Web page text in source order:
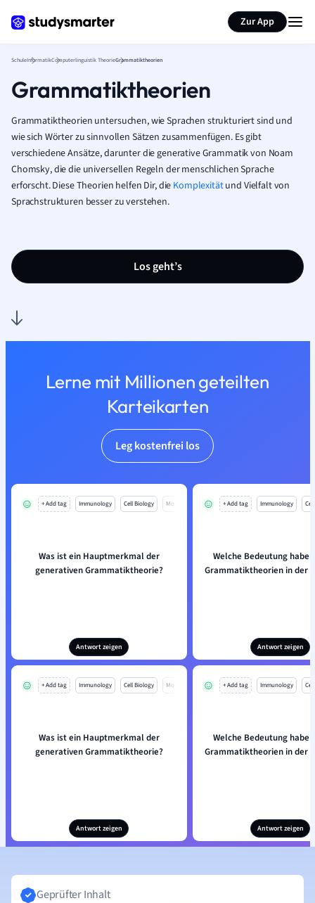
Zur App
SchuleInformatikComputerlinguistik TheorieGrammatiktheorien
Grammatiktheorien
Grammatiktheorien untersuchen, wie Sprachen strukturiert sind und
wie sich Wörter zu sinnvollen Sätzen zusammenfügen. Es gibt
verschiedene Ansätze, darunter die generative Grammatik von Noam
Chomsky, die die universellen Regeln der menschlichen Sprache
erforscht. Diese Theorien helfen Dir, die Komplexitätund Vielfalt von
Sprachstrukturen besser zu verstehen.
Los geht’s
Lerne mit Millionen geteilten
Karteikarten
Leg kostenfrei los
+ Add tag Immunology Cell Biology Mo
Was ist ein Hauptmerkmal der
generativen Grammatiktheorie?
Antwort zeigen
+ Add tag Immunology
Welche Bedeutung
Grammatiktheorien in der
Antwort zeigen
+ Add tag Immunology Cell Biology Mo
Was ist ein Hauptmerkmal der
generativen Grammatiktheorie?
Antwort zeigen
+ Add tag Immunology
Welche Bedeutung
Grammatiktheorien in der
Antwort zeigen
Seite zusammenfassen
Geprüfter Inhalt